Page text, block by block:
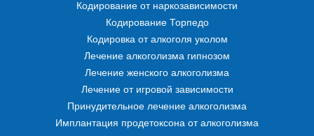
Кодирование от наркозависимости
Кодирование Торпедо
Кодировка от алкоголя уколом
Лечение алкоголизма гипнозом
Лечение женского алкоголизма
Лечение от игровой зависимости
Принудительное лечение алкоголизма
Имплантация продетоксона от алкоголизма